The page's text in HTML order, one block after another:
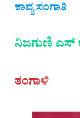
ಕಾವ್ಯ ಸಂಗಾತಿ
ನಿಜಗುಣಿ ಎಸ್
ತಂಗಾಳಿ